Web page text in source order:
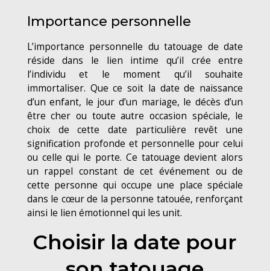
Importance personnelle
L’importance personnelle du tatouage de date
réside dans le lien intime qu’il crée entre
l’individu et le moment qu’il souhaite
immortaliser. Que ce soit la date de naissance
d’un enfant, le jour d’un mariage, le décès d’un
être cher ou toute autre occasion spéciale, le
choix de cette date particulière revêt une
signification profonde et personnelle pour celui
ou celle qui le porte. Ce tatouage devient alors
un rappel constant de cet événement ou de
cette personne qui occupe une place spéciale
dans le cœur de la personne tatouée, renforçant
ainsi le lien émotionnel qui les unit.
Choisir la date pour